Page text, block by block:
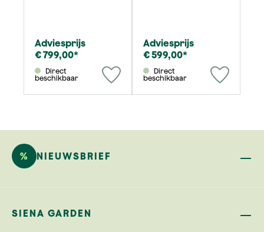
Adviesprijs
€ 799,00*
beschikbaar
Adviesprijs
€ 599,00*
beschikbaar
% NIEUWSBRIEF
SIENA GARDEN